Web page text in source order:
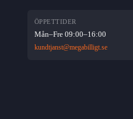
ÖPPETTIDER
Mån–Fre 09:00–16:00
kundtjanst@megabilligt.se